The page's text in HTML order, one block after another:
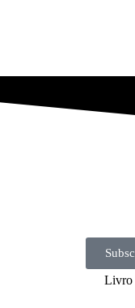
Livro